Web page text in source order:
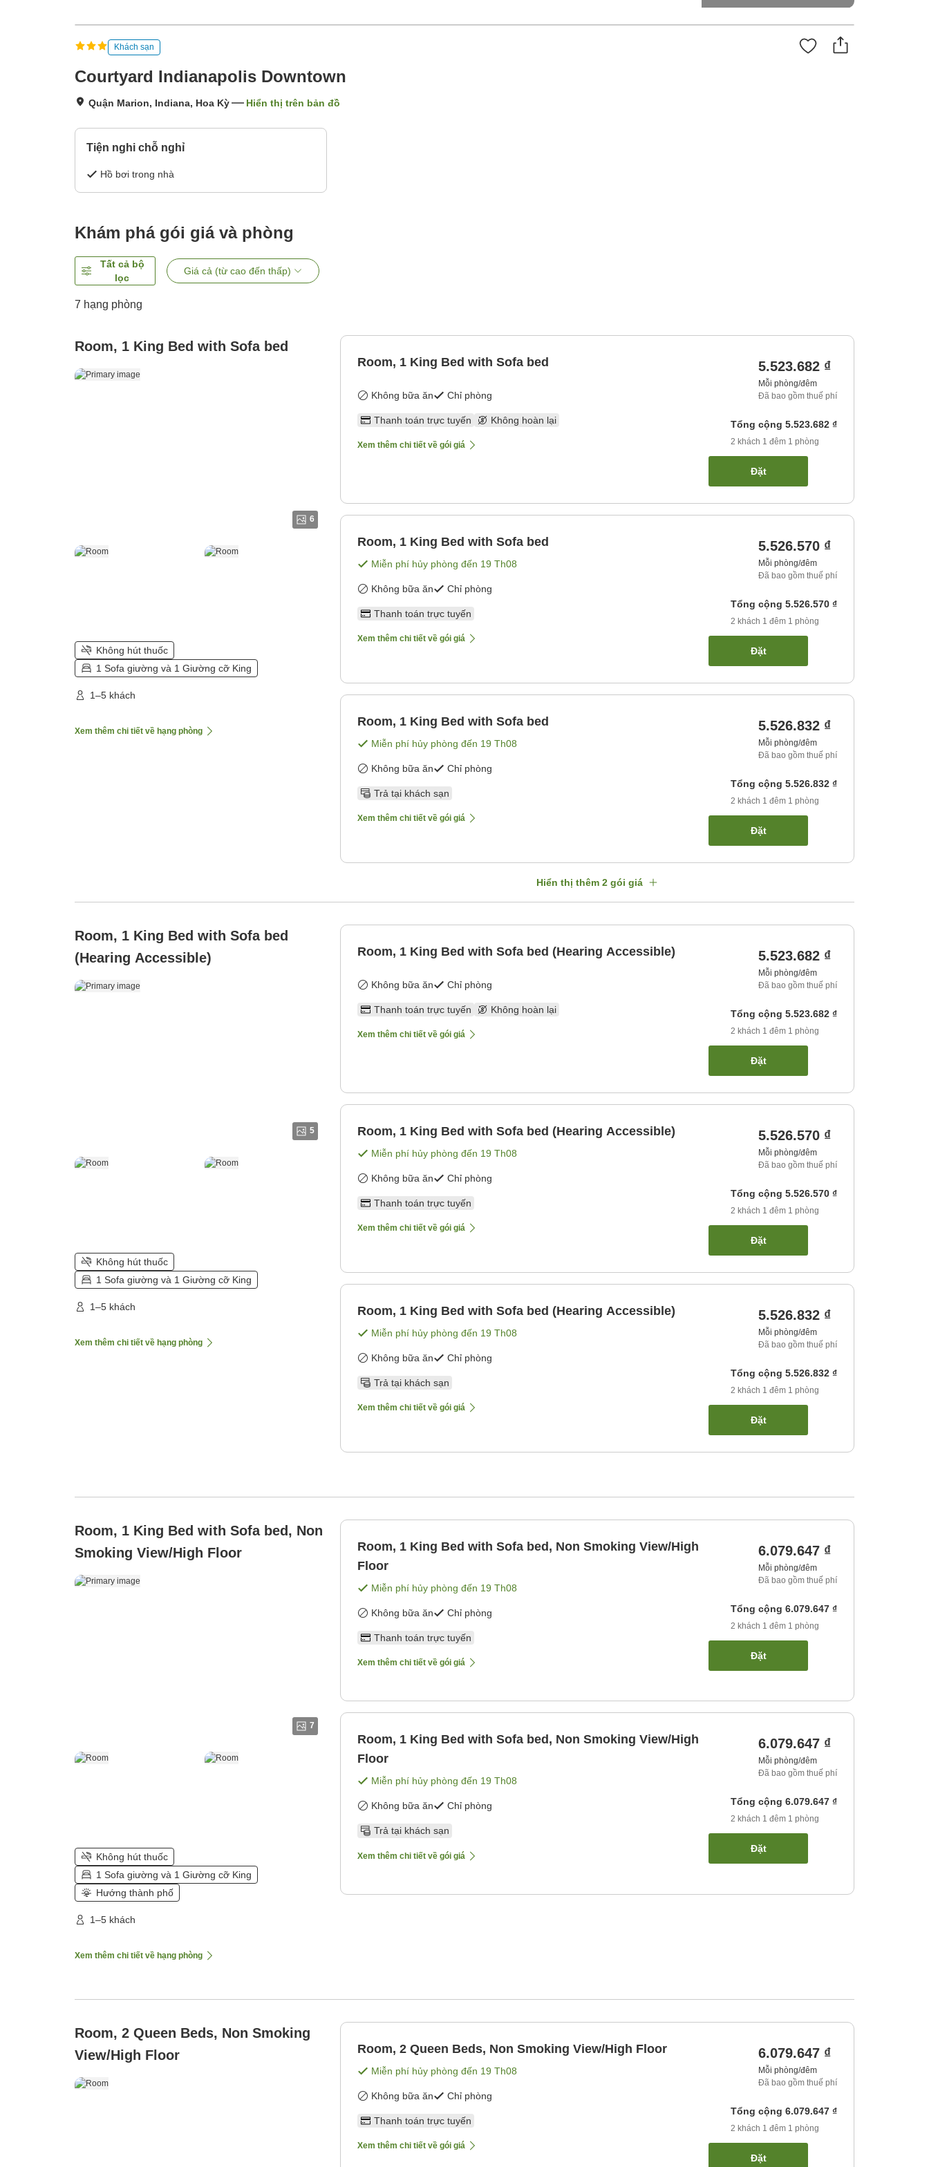
Khách sạn
Courtyard Indianapolis Downtown
Quận Marion, Indiana, Hoa Kỳ Hiển thị trên bản đồ
Tiện nghi chỗ nghỉ
Hồ bơi trong nhà
Khám phá gói giá và phòng
Tất cả bộ
lọc
Giá cả (từ cao đến thấp)
7 hạng phòng
Room, 1 King Bed with Sofa bed
6
Không hút thuốc
1 Sofa giường và 1 Giường cỡ King
1–5 khách
Xem thêm chi tiết về hạng phòng
Room, 1 King Bed with Sofa bed
Không bữa ăn Chỉ phòng
Thanh toán trực tuyến Không hoàn lại
Xem thêm chi tiết về gói giá
5.523.682 ₫
Mỗi phòng/đêm
Đã bao gồm thuế phí
Tổng cộng 5.523.682 ₫
2 khách 1 đêm 1 phòng
Đặt
Room, 1 King Bed with Sofa bed
Miễn phí hủy phòng đến 19 Th08
Không bữa ăn Chỉ phòng
Thanh toán trực tuyến
Xem thêm chi tiết về gói giá
5.526.570 ₫
Mỗi phòng/đêm
Đã bao gồm thuế phí
Tổng cộng 5.526.570 ₫
2 khách 1 đêm 1 phòng
Đặt
Room, 1 King Bed with Sofa bed
Miễn phí hủy phòng đến 19 Th08
Không bữa ăn Chỉ phòng
Trả tại khách sạn
Xem thêm chi tiết về gói giá
5.526.832 ₫
Mỗi phòng/đêm
Đã bao gồm thuế phí
Tổng cộng 5.526.832 ₫
2 khách 1 đêm 1 phòng
Đặt
Hiển thị thêm 2 gói giá
Room, 1 King Bed with Sofa bed
(Hearing Accessible)
5
Không hút thuốc
1 Sofa giường và 1 Giường cỡ King
1–5 khách
Xem thêm chi tiết về hạng phòng
Room, 1 King Bed with Sofa bed (Hearing Accessible)
Không bữa ăn Chỉ phòng
Thanh toán trực tuyến Không hoàn lại
Xem thêm chi tiết về gói giá
5.523.682 ₫
Mỗi phòng/đêm
Đã bao gồm thuế phí
Tổng cộng 5.523.682 ₫
2 khách 1 đêm 1 phòng
Đặt
Room, 1 King Bed with Sofa bed (Hearing Accessible)
Miễn phí hủy phòng đến 19 Th08
Không bữa ăn Chỉ phòng
Thanh toán trực tuyến
Xem thêm chi tiết về gói giá
5.526.570 ₫
Mỗi phòng/đêm
Đã bao gồm thuế phí
Tổng cộng 5.526.570 ₫
2 khách 1 đêm 1 phòng
Đặt
Room, 1 King Bed with Sofa bed (Hearing Accessible)
Miễn phí hủy phòng đến 19 Th08
Không bữa ăn Chỉ phòng
Trả tại khách sạn
Xem thêm chi tiết về gói giá
5.526.832 ₫
Mỗi phòng/đêm
Đã bao gồm thuế phí
Tổng cộng 5.526.832 ₫
2 khách 1 đêm 1 phòng
Đặt
Room, 1 King Bed with Sofa bed, Non
Smoking View/High Floor
7
Không hút thuốc
1 Sofa giường và 1 Giường cỡ King
Hướng thành phố
1–5 khách
Xem thêm chi tiết về hạng phòng
Room, 1 King Bed with Sofa bed, Non Smoking View/High
Floor
Miễn phí hủy phòng đến 19 Th08
Không bữa ăn Chỉ phòng
Thanh toán trực tuyến
Xem thêm chi tiết về gói giá
6.079.647 ₫
Mỗi phòng/đêm
Đã bao gồm thuế phí
Tổng cộng 6.079.647 ₫
2 khách 1 đêm 1 phòng
Đặt
Room, 1 King Bed with Sofa bed, Non Smoking View/High
Floor
Miễn phí hủy phòng đến 19 Th08
Không bữa ăn Chỉ phòng
Trả tại khách sạn
Xem thêm chi tiết về gói giá
6.079.647 ₫
Mỗi phòng/đêm
Đã bao gồm thuế phí
Tổng cộng 6.079.647 ₫
2 khách 1 đêm 1 phòng
Đặt
Room, 2 Queen Beds, Non Smoking
View/High Floor
Room, 2 Queen Beds, Non Smoking View/High Floor
Miễn phí hủy phòng đến 19 Th08
Không bữa ăn Chỉ phòng
Thanh toán trực tuyến
Xem thêm chi tiết về gói giá
6.079.647 ₫
Mỗi phòng/đêm
Đã bao gồm thuế phí
Tổng cộng 6.079.647 ₫
2 khách 1 đêm 1 phòng
Đặt